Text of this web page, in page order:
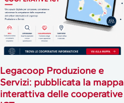
Legacoop Produzione e
Servizi: pubblicata la mappa
interattiva delle cooperative